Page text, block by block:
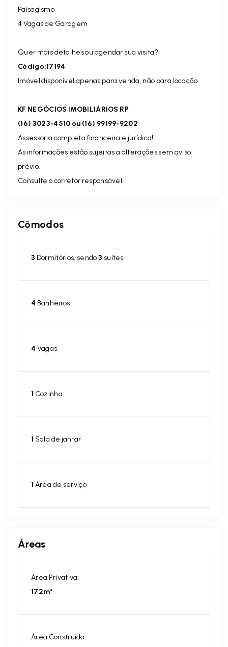
Paisagismo
4 Vagas de Garagem
Quer mais detalhes ou agendar sua visita?
Código:17194
Imóvel disponível apenas para venda, não para locação.
KF NEGÓCIOS IMOBILIÁRIOS RP
(16) 3023-4510 ou (16) 99199-9202
Assessoria completa financeira e jurídica!
As informações estão sujeitas a alterações sem aviso
prévio.
Consulte o corretor responsável.
Cômodos
3 Dormitórios, sendo3 suítes
4 Banheiros
4 Vagas
1 Cozinha
1 Sala de jantar
1 Área de serviço
Áreas
Área Privativa:
172m²
Área Construída: